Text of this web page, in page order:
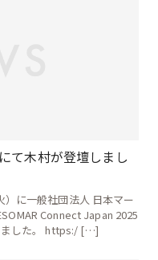
て木村が登壇しまし
に一般社団法人 日本マー
Connect Japan 2025
ました。 https:/ […]